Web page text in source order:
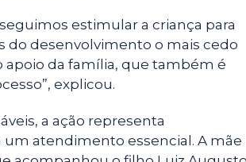
estimular a criança para
do desenvolvimento o mais cedo
apoio da família, que também é
explicou.
a ação representa
um atendimento essencial. A mãe